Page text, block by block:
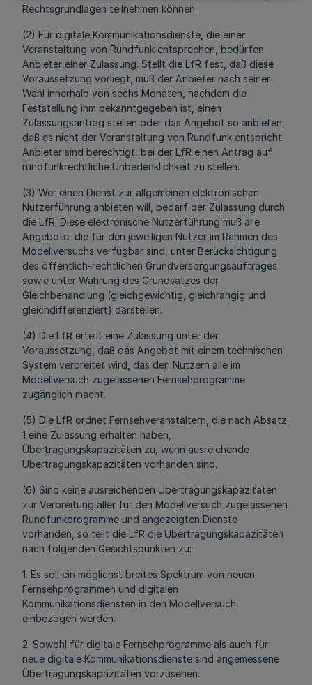
Rechtsgrundlagen teilnehmen können.
(2) Für digitale Kommunikationsdienste, die einer
Veranstaltung von Rundfunk entsprechen, bedürfen
Anbieter einer Zulassung. Stellt die LfR fest, daß diese
Voraussetzung vorliegt, muß der Anbieter nach seiner
Wahl innerhalb von sechs Monaten, nachdem die
Feststellung ihm bekanntgegeben ist, einen
Zulassungsantrag stellen oder das Angebot so anbieten,
daß es nicht der Veranstaltung von Rundfunk entspricht.
Anbieter sind berechtigt, bei der LfR einen Antrag auf
rundfunkrechtliche Unbedenklichkeit zu stellen.
(3) Wer einen Dienst zur allgemeinen elektronischen
Nutzerführung anbieten will, bedarf der Zulassung durch
die LfR. Diese elektronische Nutzerführung muß alle
Angebote, die für den jeweiligen Nutzer im Rahmen des
Modellversuchs verfügbar sind, unter Berücksichtigung
des öffentlich-rechtlichen Grundversorgungsauftrages
sowie unter Wahrung des Grundsatzes der
Gleichbehandlung (gleichgewichtig, gleichrangig und
gleichdifferenziert) darstellen.
(4) Die LfR erteilt eine Zulassung unter der
Voraussetzung, daß das Angebot mit einem technischen
System verbreitet wird, das den Nutzern alle im
Modellversuch zugelassenen Fernsehprogramme
zugänglich macht.
(5) Die LfR ordnet Fernsehveranstaltern, die nach Absatz
1 eine Zulassung erhalten haben,
Übertragungskapazitäten zu, wenn ausreichende
Übertragungskapazitäten vorhanden sind.
(6) Sind keine ausreichenden Übertragungskapazitäten
zur Verbreitung aller für den Modellversuch zugelassenen
Rundfunkprogramme und angezeigten Dienste
vorhanden, so teilt die LfR die Übertragungskapazitäten
nach folgenden Gesichtspunkten zu:
1. Es soll ein möglichst breites Spektrum von neuen
Fernsehprogrammen und digitalen
Kommunikationsdiensten in den Modellversuch
einbezogen werden.
2. Sowohl für digitale Fernsehprogramme als auch für
neue digitale Kommunikationsdienste sind angemessene
Übertragungskapazitäten vorzusehen.